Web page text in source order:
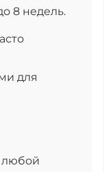
8 недель.
для
любой